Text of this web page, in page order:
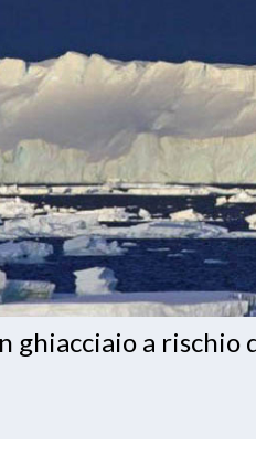
ghiacciaio a rischio